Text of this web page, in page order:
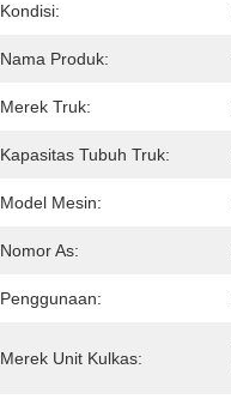
Kondisi:
Nama Produk:
Merek Truk:
Kapasitas Tubuh Truk:
Model Mesin:
Nomor As:
Penggunaan:
Merek Unit Kulkas: